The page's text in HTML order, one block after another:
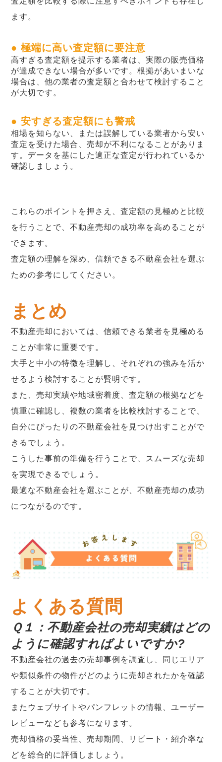
ます。
● 極端に高い査定額に要注意
高すぎる査定額を提示する業者は、実際の販売価格
が達成できない場合が多いです。根拠があいまいな
場合は、他の業者の査定額と合わせて検討すること
が大切です。
● 安すぎる査定額にも警戒
相場を知らない、または誤解している業者から安い
査定を受けた場合、売却が不利になることがありま
す。データを基にした適正な査定が行われているか
確認しましょう。
これらのポイントを押さえ、査定額の見極めと比較
を行うことで、不動産売却の成功率を高めることが
できます。
査定額の理解を深め、信頼できる不動産会社を選ぶ
ための参考にしてください。
まとめ
不動産売却においては、信頼できる業者を見極める
ことが非常に重要です。
大手と中小の特徴を理解し、それぞれの強みを活か
せるよう検討することが賢明です。
また、売却実績や地域密着度、査定額の根拠などを
慎重に確認し、複数の業者を比較検討することで、
自分にぴったりの不動産会社を見つけ出すことがで
きるでしょう。
こうした事前の準備を行うことで、スムーズな売却
を実現できるでしょう。
最適な不動産会社を選ぶことが、不動産売却の成功
につながるのです。
よくある質問
Ｑ１：不動産会社の売却実績はどの
ように確認すればよいですか?
不動産会社の過去の売却事例を調査し、同じエリア
や類似条件の物件がどのように売却されたかを確認
することが大切です。
またウェブサイトやパンフレットの情報、ユーザー
レビューなども参考になります。
売却価格の妥当性、売却期間、リピート・紹介率な
どを総合的に評価しましょう。